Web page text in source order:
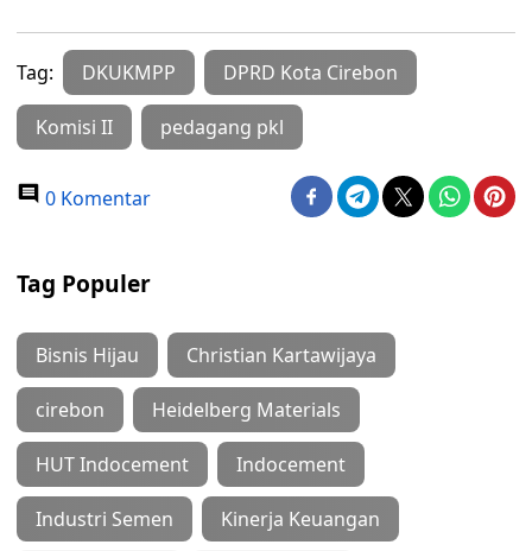
Tag: DKUKMPP DPRD Kota Cirebon
Komisi II pedagang pkl
0 Komentar
Tag Populer
Bisnis Hijau Christian Kartawijaya
cirebon Heidelberg Materials
HUT Indocement Indocement
Industri Semen Kinerja Keuangan